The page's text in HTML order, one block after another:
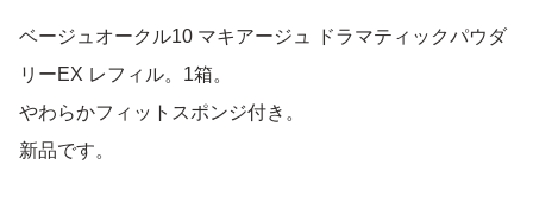
ベージュオークル10 マキアージュ ドラマティックパウダ
リーEX レフィル。1箱。
やわらかフィットスポンジ付き。
新品です。